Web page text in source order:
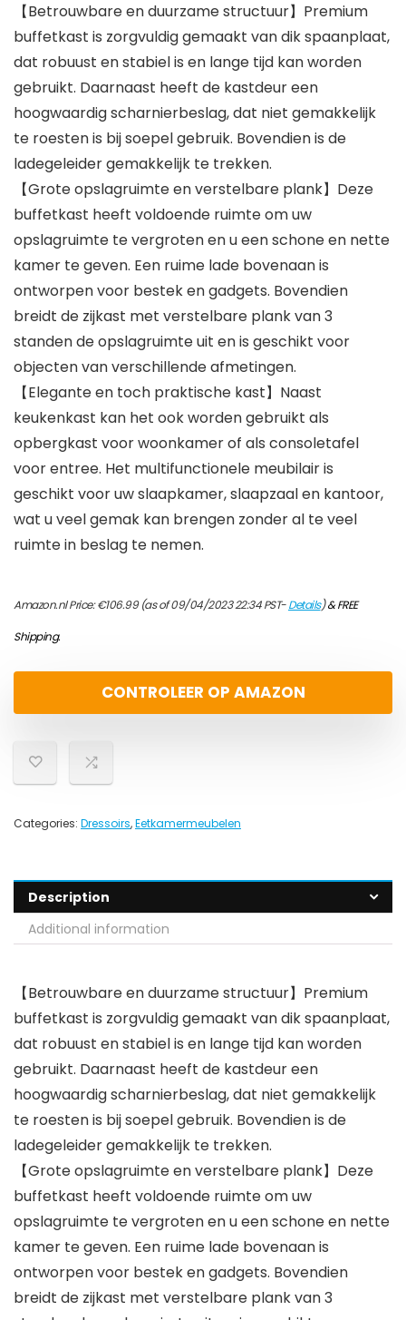
【Betrouwbare en duurzame structuur】Premium
buffetkast is zorgvuldig gemaakt van dik spaanplaat,
dat robuust en stabiel is en lange tijd kan worden
gebruikt. Daarnaast heeft de kastdeur een
hoogwaardig scharnierbeslag, dat niet gemakkelijk
te roesten is bij soepel gebruik. Bovendien is de
ladegeleider gemakkelijk te trekken.
【Grote opslagruimte en verstelbare plank】Deze
buffetkast heeft voldoende ruimte om uw
opslagruimte te vergroten en u een schone en nette
kamer te geven. Een ruime lade bovenaan is
ontworpen voor bestek en gadgets. Bovendien
breidt de zijkast met verstelbare plank van 3
standen de opslagruimte uit en is geschikt voor
objecten van verschillende afmetingen.
【Elegante en toch praktische kast】Naast
keukenkast kan het ook worden gebruikt als
opbergkast voor woonkamer of als consoletafel
voor entree. Het multifunctionele meubilair is
geschikt voor uw slaapkamer, slaapzaal en kantoor,
wat u veel gemak kan brengen zonder al te veel
ruimte in beslag te nemen.
Amazon.nl Price:€106.99(as of 09/04/2023 22:34 PST-Details)&FREE
Shipping.
CONTROLEER OP AMAZON
Categories: Dressoirs,Eetkamermeubelen
Description
Additional information
【Betrouwbare en duurzame structuur】Premium
buffetkast is zorgvuldig gemaakt van dik spaanplaat,
dat robuust en stabiel is en lange tijd kan worden
gebruikt. Daarnaast heeft de kastdeur een
hoogwaardig scharnierbeslag, dat niet gemakkelijk
te roesten is bij soepel gebruik. Bovendien is de
ladegeleider gemakkelijk te trekken.
【Grote opslagruimte en verstelbare plank】Deze
buffetkast heeft voldoende ruimte om uw
opslagruimte te vergroten en u een schone en nette
kamer te geven. Een ruime lade bovenaan is
ontworpen voor bestek en gadgets. Bovendien
breidt de zijkast met verstelbare plank van 3